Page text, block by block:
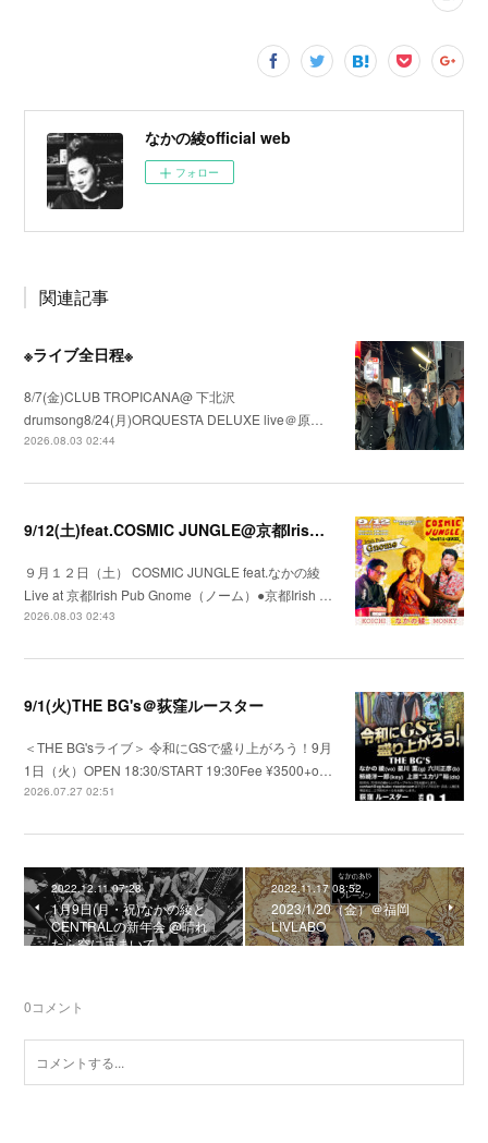
なかの綾official web
フォロー
関連記事
※ライブ全日程※
8/7(金)CLUB TROPICANA@ 下北沢
drumsong8/24(月)ORQUESTA DELUXE live＠原…
2026.08.03 02:44
9/12(土)feat.COSMIC JUNGLE@京都Irish Pub Gnome（ノーム）
９月１２日（土） COSMIC JUNGLE feat.なかの綾
Live at 京都Irish Pub Gnome（ノーム）●京都Irish …
2026.08.03 02:43
9/1(火)THE BG's＠荻窪ルースター
＜THE BG'sライブ＞ 令和にGSで盛り上がろう！9月
1日（火）OPEN 18:30/START 19:30Fee ¥3500+o…
2026.07.27 02:51
2022.12.11 07:28
1月9日(月・祝)なかの綾と
CENTRALの新年会 @晴れ
たら空に豆まいて
2022.11.17 08:52
2023/1/20（金）＠福岡
LIVLABO
0コメント